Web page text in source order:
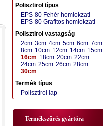
Polisztirol típus
EPS-80 Fehér homlokzati
EPS-80 Grafitos homlokzati
Polisztirol vastagság
2cm 3cm 4cm 5cm 6cm 7cm
8cm 10cm 12cm 14cm 15cm
16cm 18cm 20cm 22cm
24cm 25cm 26cm 28cm
30cm
Termék típus
Polisztirol lap
Termékszűrés gyártóra